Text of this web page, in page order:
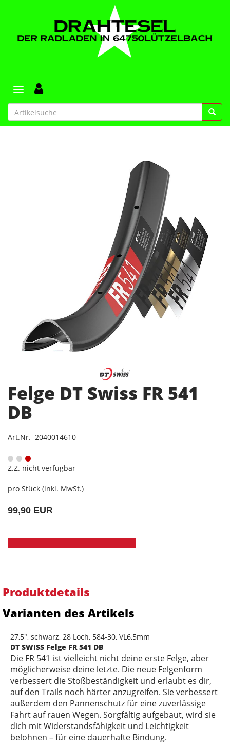
Toggle navigation
Felge DT Swiss FR 541
DB
Art.Nr. 2040014610
Z.Z. nicht verfügbar
pro Stück (inkl. MwSt.)
99,90 EUR
Produktdetails
Varianten des Artikels
27,5", schwarz, 28 Loch, 584-30, VL6,5mm
DT SWISS Felge FR 541 DB
Die FR 541 ist vielleicht nicht deine erste Felge, aber
möglicherweise deine letzte. Die neue Felgenform
verbessert die Stoßbeständigkeit und erlaubt es dir,
auf den Trails noch härter anzugreifen. Sie verbessert
außerdem den Pannenschutz für eine zuverlässige
Fahrt auf rauen Wegen. Sorgfältig aufgebaut, wird sie
dich mit Widerstandsfähigkeit und Leichtigkeit
belohnen – für eine dauerhafte Bindung.